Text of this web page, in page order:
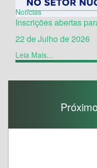
Notícias
Inscrições abertas
22 de Julho de 2026
Leia Mais...